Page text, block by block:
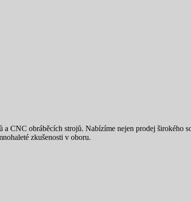
a CNC obráběcích strojů. Nabízíme nejen prodej širokého
zkušenosti v oboru.